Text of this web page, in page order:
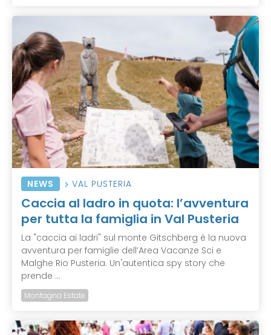
NEWS VAL PUSTERIA
Caccia al ladro in quota: l’avventura
per tutta la famiglia in Val Pusteria
La "caccia ai ladri" sul monte Gitschberg è la nuova
avventura per famiglie dell’Area Vacanze Sci e
Malghe Rio Pusteria. Un'autentica spy story che
prende ...
Montagna Estate